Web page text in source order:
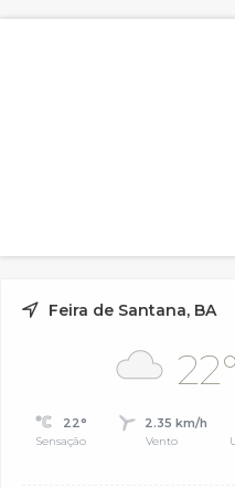
Feira de Santana, BA
22°
22°
Sensação
2.35 km/h
Vento